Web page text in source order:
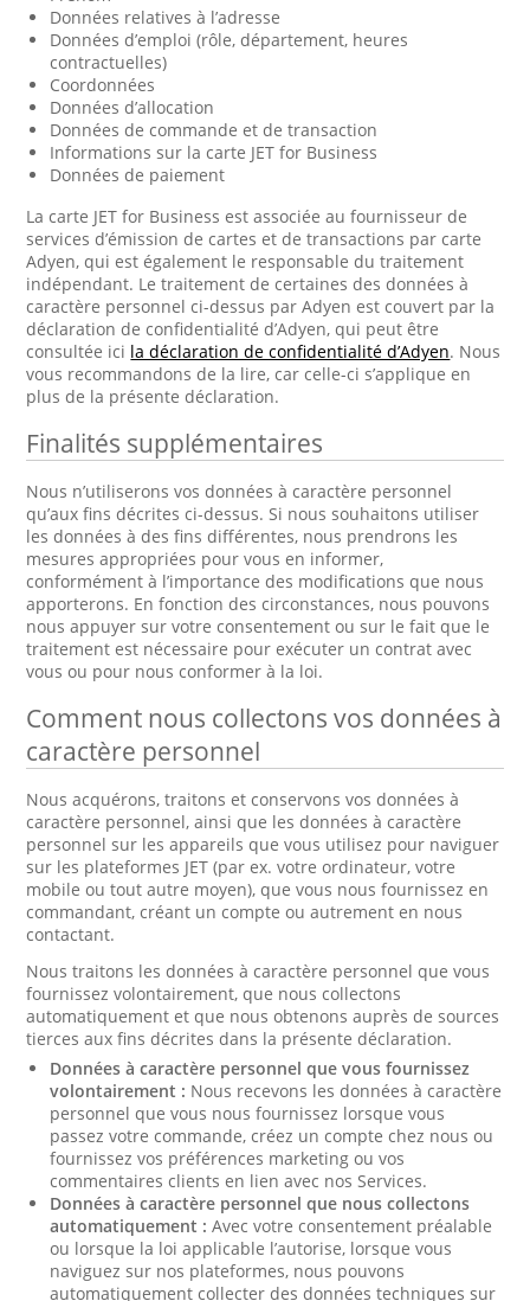
Données relatives à l’adresse
Données d’emploi (rôle, département, heures
contractuelles)
Coordonnées
Données d’allocation
Données de commande et de transaction
Informations sur la carte JET for Business
Données de paiement
La carte JET for Business est associée au fournisseur de
services d’émission de cartes et de transactions par carte
Adyen, qui est également le responsable du traitement
indépendant. Le traitement de certaines des données à
caractère personnel ci-dessus par Adyen est couvert par la
déclaration de confidentialité d’Adyen, qui peut être
consultée ici la déclaration de confidentialité d’Adyen. Nous
vous recommandons de la lire, car celle-ci s’applique en
plus de la présente déclaration.
Finalités supplémentaires
Nous n’utiliserons vos données à caractère personnel
qu’aux fins décrites ci-dessus. Si nous souhaitons utiliser
les données à des fins différentes, nous prendrons les
mesures appropriées pour vous en informer,
conformément à l’importance des modifications que nous
apporterons. En fonction des circonstances, nous pouvons
nous appuyer sur votre consentement ou sur le fait que le
traitement est nécessaire pour exécuter un contrat avec
vous ou pour nous conformer à la loi.
Comment nous collectons vos données à
caractère personnel
Nous acquérons, traitons et conservons vos données à
caractère personnel, ainsi que les données à caractère
personnel sur les appareils que vous utilisez pour naviguer
sur les plateformes JET (par ex. votre ordinateur, votre
mobile ou tout autre moyen), que vous nous fournissez en
commandant, créant un compte ou autrement en nous
contactant.
Nous traitons les données à caractère personnel que vous
fournissez volontairement, que nous collectons
automatiquement et que nous obtenons auprès de sources
tierces aux fins décrites dans la présente déclaration.
Données à caractère personnel que vous fournissez
volontairement : Nous recevons les données à caractère
personnel que vous nous fournissez lorsque vous
passez votre commande, créez un compte chez nous ou
fournissez vos préférences marketing ou vos
commentaires clients en lien avec nos Services.
Données à caractère personnel que nous collectons
automatiquement : Avec votre consentement préalable
ou lorsque la loi applicable l’autorise, lorsque vous
naviguez sur nos plateformes, nous pouvons
automatiquement collecter des données techniques sur